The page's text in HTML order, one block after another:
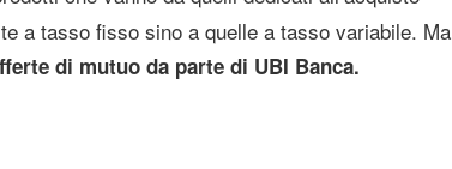
a tasso fisso sino a quelle a tasso variabile. Ma
di mutuo da parte di UBI Banca.